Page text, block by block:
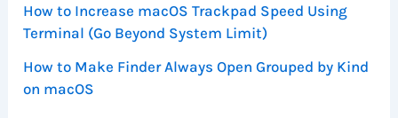
How to Increase macOS Trackpad Speed Using
Terminal (Go Beyond System Limit)
How to Make Finder Always Open Grouped by Kind
on macOS